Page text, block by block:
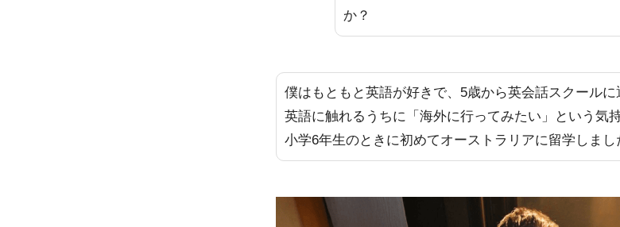
か？
僕はもともと英語が好きで、5歳から英会話スクールに
英語に触れるうちに「海外に行ってみたい」という気
小学6年生のときに初めてオーストラリアに留学しまし